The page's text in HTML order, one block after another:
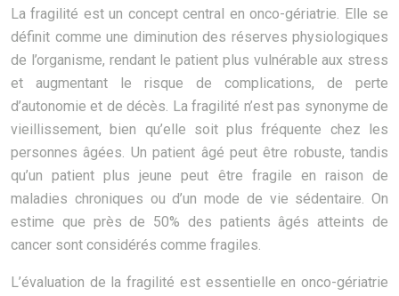
La fragilité est un concept central en onco-gériatrie. Elle se
définit comme une diminution des réserves physiologiques
de l’organisme, rendant le patient plus vulnérable aux stress
et augmentant le risque de complications, de perte
d’autonomie et de décès. La fragilité n’est pas synonyme de
vieillissement, bien qu’elle soit plus fréquente chez les
personnes âgées. Un patient âgé peut être robuste, tandis
qu’un patient plus jeune peut être fragile en raison de
maladies chroniques ou d’un mode de vie sédentaire. On
estime que près de 50% des patients âgés atteints de
cancer sont considérés comme fragiles.
L’évaluation de la fragilité est essentielle en onco-gériatrie